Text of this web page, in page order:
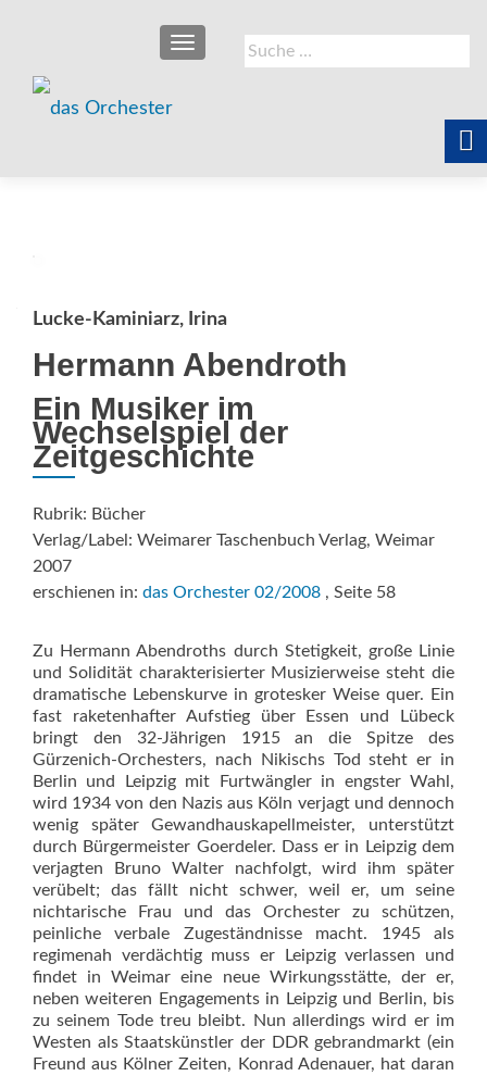
Suche
nach:
SCHALTE NAVIGATION
Lucke-Kaminiarz, Irina
Hermann Abendroth
Ein Musiker im
Wechselspiel der
Zeitgeschichte
Rubrik: Bücher
Verlag/Label: Weimarer Taschenbuch Verlag, Weimar
2007
erschienen in: das Orchester 02/2008 , Seite 58
Zu Hermann Abendroths durch Stetigkeit, große Linie
und Solidität charakterisierter Musizierweise steht die
dramatische Lebenskurve in grotesker Weise quer. Ein
fast raketenhafter Aufstieg über Essen und Lübeck
bringt den 32-Jährigen 1915 an die Spitze des
Gürzenich-Orchesters, nach Nikischs Tod steht er in
Berlin und Leipzig mit Furtwängler in engster Wahl,
wird 1934 von den Nazis aus Köln verjagt und dennoch
wenig später Gewandhauskapellmeister, unterstützt
durch Bürgermeister Goerdeler. Dass er in Leipzig dem
verjagten Bruno Walter nachfolgt, wird ihm später
verübelt; das fällt nicht schwer, weil er, um seine
nichtarische Frau und das Orchester zu schützen,
peinliche verbale Zugeständnisse macht. 1945 als
regimenah verdächtig muss er Leipzig verlassen und
findet in Weimar eine neue Wirkungsstätte, der er,
neben weiteren Engagements in Leipzig und Berlin, bis
zu seinem Tode treu bleibt. Nun allerdings wird er im
Westen als Staatskünstler der DDR gebrandmarkt (ein
Freund aus Kölner Zeiten, Konrad Adenauer, hat daran